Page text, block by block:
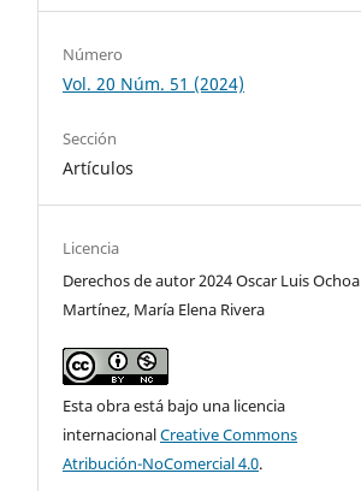
Número
Vol. 20 Núm. 51 (2024)
Sección
Artículos
Licencia
Derechos de autor 2024 Oscar Luis Ochoa
Martínez, María Elena Rivera
Esta obra está bajo una licencia
internacionalCreative Commons
Atribución-NoComercial 4.0.